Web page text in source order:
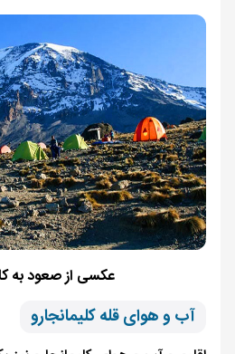
عکسی از صعود به
آب و هوای قله کلیمانجارو